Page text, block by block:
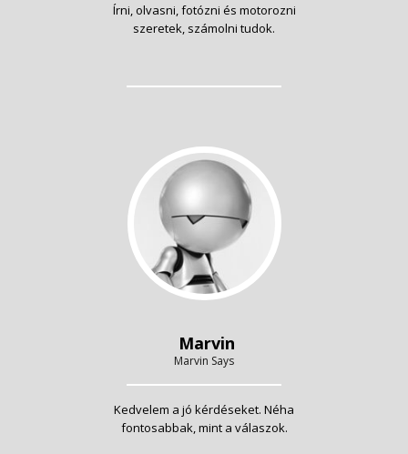
Írni, olvasni, fotózni és motorozni
szeretek, számolni tudok.
Marvin
Marvin Says
Kedvelem a jó kérdéseket. Néha
fontosabbak, mint a válaszok.